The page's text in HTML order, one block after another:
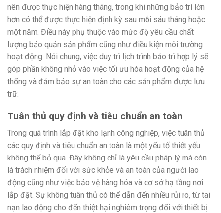
nên được thực hiện hàng tháng, trong khi những bảo trì lớn
hơn có thể được thực hiện định kỳ sau mỗi sáu tháng hoặc
một năm. Điều này phụ thuộc vào mức độ yêu cầu chất
lượng bảo quản sản phẩm cũng như điều kiện môi trường
hoạt động. Nói chung, việc duy trì lịch trình bảo trì hợp lý sẽ
góp phần không nhỏ vào việc tối ưu hóa hoạt động của hệ
thống và đảm bảo sự an toàn cho các sản phẩm được lưu
trữ.
Tuân thủ quy định và tiêu chuẩn an toàn
Trong quá trình lắp đặt kho lạnh công nghiệp, việc tuân thủ
các quy định và tiêu chuẩn an toàn là một yếu tố thiết yếu
không thể bỏ qua. Đây không chỉ là yêu cầu pháp lý mà còn
là trách nhiệm đối với sức khỏe và an toàn của người lao
động cũng như việc bảo vệ hàng hóa và cơ sở hạ tầng nơi
lắp đặt. Sự không tuân thủ có thể dẫn đến nhiều rủi ro, từ tai
nạn lao động cho đến thiệt hại nghiêm trọng đối với thiết bị